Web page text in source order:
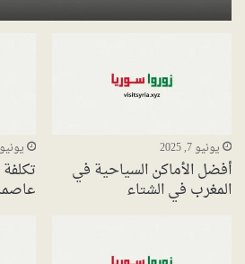
يونيو 7, 2025
أفضل الأماكن السياحية في
المغرب في الشتاء
يونيو 7, 2025
عاصمة